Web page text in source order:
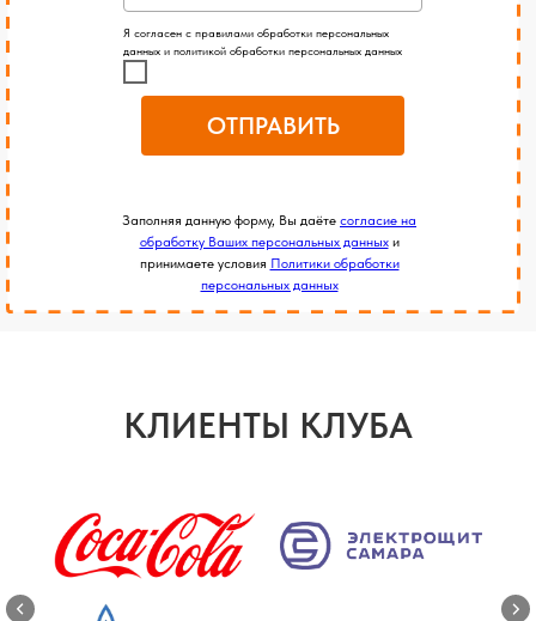
Я согласен с правилами обработки персональных
данных и политикой обработки персональных данных
ОТПРАВИТЬ
Заполняя данную форму, Вы даёте согласие на
обработку Ваших персональных данныхи
принимаете условия Политики обработки
персональных данных
КЛИЕНТЫ КЛУБА